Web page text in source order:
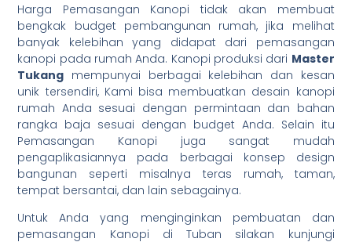
Harga Pemasangan Kanopi tidak akan membuat
bengkak budget pembangunan rumah, jika melihat
banyak kelebihan yang didapat dari pemasangan
kanopi pada rumah Anda. Kanopi produksi dari Master
Tukang mempunyai berbagai kelebihan dan kesan
unik tersendiri, Kami bisa membuatkan desain kanopi
rumah Anda sesuai dengan permintaan dan bahan
rangka baja sesuai dengan budget Anda. Selain itu
Pemasangan Kanopi juga sangat mudah
pengaplikasiannya pada berbagai konsep design
bangunan seperti misalnya teras rumah, taman,
tempat bersantai, dan lain sebagainya.
Untuk Anda yang menginginkan pembuatan dan
pemasangan Kanopi di Tuban silakan kunjungi